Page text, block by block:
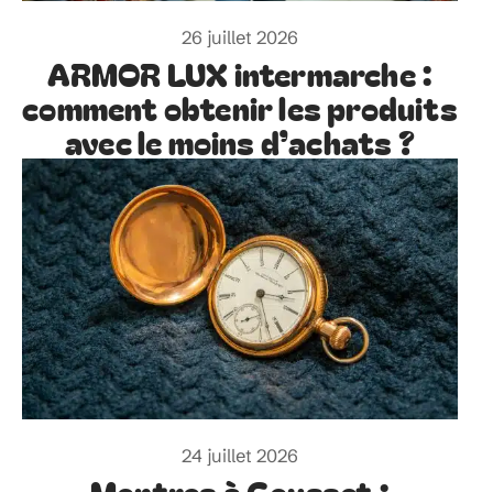
26 juillet 2026
ARMOR LUX intermarche :
comment obtenir les produits
avec le moins d’achats ?
24 juillet 2026